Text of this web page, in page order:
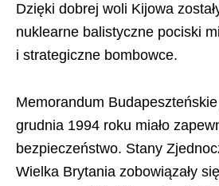
Dzięki dobrej woli Kijowa
nuklearne balistyczne pociski
i strategiczne bombowce.
Memorandum
grudnia 1994 roku miało
bezpieczeństwo. Stany
Wielka Brytania zobowiązały